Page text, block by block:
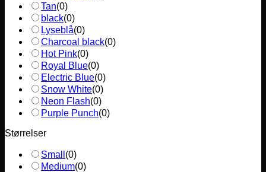
Tan(0)
black(0)
Lyseblå(0)
Charcoal black(0)
Hot Pink(0)
Royal Blue(0)
Electric Blue(0)
Snow White(0)
Neon Flash(0)
Purple Punch(0)
Størrelser
Small (0)
Medium(0)